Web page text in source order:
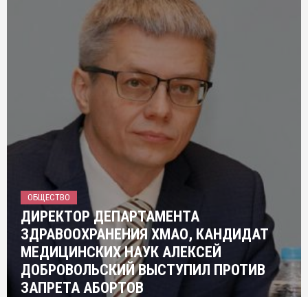
ОБЩЕСТВО
ДИРЕКТОР ДЕПАРТАМЕНТА
ЗДРАВООХРАНЕНИЯ ХМАО, КАНДИДАТ
МЕДИЦИНСКИХ НАУК АЛЕКСЕЙ
ДОБРОВОЛЬСКИЙ ВЫСТУПИЛ ПРОТИВ
ЗАПРЕТА АБОРТОВ